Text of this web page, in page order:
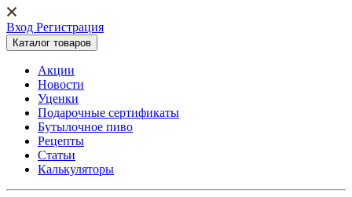
Вход Регистрация
Каталог товаров
Акции
Новости
Уценки
Подарочные сертификаты
Бутылочное пиво
Рецепты
Статьи
Калькуляторы